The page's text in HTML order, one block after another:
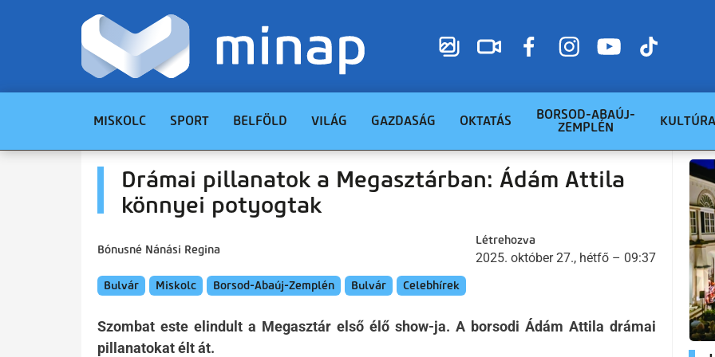
MISKOLC SPORT BELFÖLD VILÁG GAZDASÁG OKTATÁS
BORSOD-ABAÚJ-
ZEMPLÉN
KULTÚRA
Drámai pillanatok a Megasztárban: Ádám Attila
könnyei potyogtak
Bónusné Nánási Regina
Létrehozva
2025. október 27., hétfő – 09:37
Bulvár Miskolc Borsod-Abaúj-Zemplén Bulvár Celebhírek
Szombat este elindult a Megasztár első élő show-ja. A borsodi Ádám Attila drámai
pillanatokat élt át.